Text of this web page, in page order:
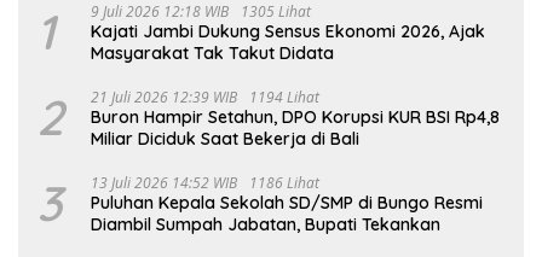
1 9 Juli 2026 12:18 WIB 1305 Lihat
Kajati Jambi Dukung Sensus Ekonomi 2026, Ajak
Masyarakat Tak Takut Didata
2 21 Juli 2026 12:39 WIB 1194 Lihat
Buron Hampir Setahun, DPO Korupsi KUR BSI Rp4,8
Miliar Diciduk Saat Bekerja di Bali
3 13 Juli 2026 14:52 WIB 1186 Lihat
Puluhan Kepala Sekolah SD/SMP di Bungo Resmi
Diambil Sumpah Jabatan, Bupati Tekankan